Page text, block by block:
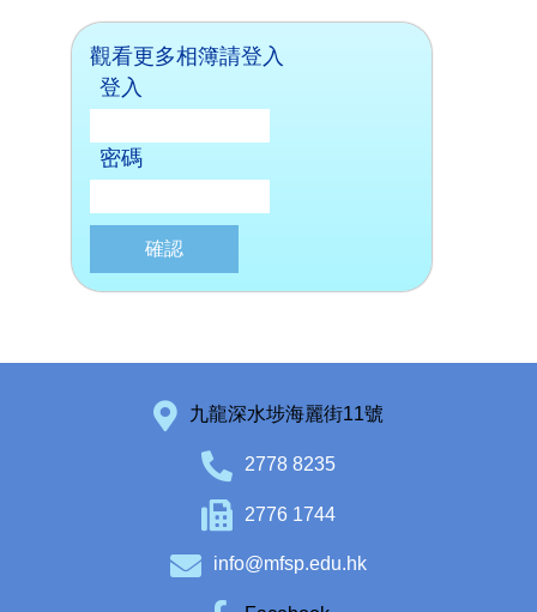
觀看更多相簿請登入
登入
密碼
九龍深水埗海麗街11號
2778 8235
2776 1744
info@mfsp.edu.hk